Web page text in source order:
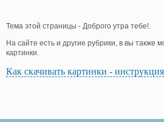
Тема этой страницы - Доброго утра тебе!.
На сайте есть и другие рубрики, в вы также
картинки.
Как скачивать картинки - инструкция